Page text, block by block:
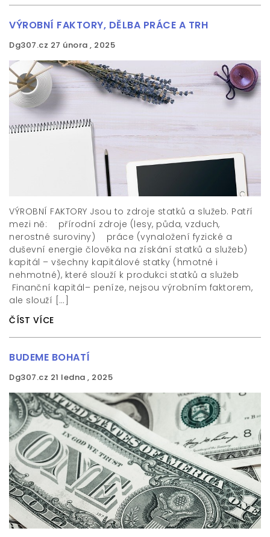
VÝROBNÍ FAKTORY, DĚLBA PRÁCE A TRH
Dg307.cz 27 února , 2025
VÝROBNÍ FAKTORY Jsou to zdroje statků a služeb. Patří
mezi ně:  přírodní zdroje (lesy, půda, vzduch,
nerostné suroviny)  práce (vynaložení fyzické a
duševní energie člověka na získání statků a služeb) 
kapitál – všechny kapitálové statky (hmotné i
nehmotné), které slouží k produkci statků a služeb
Finanční kapitál– peníze, nejsou výrobním faktorem,
ale slouží […]
ČÍST VÍCE
BUDEME BOHATÍ
Dg307.cz 21 ledna , 2025